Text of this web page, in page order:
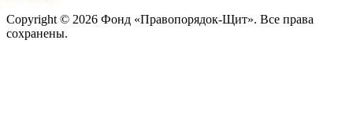
Copyright © 2026 Фонд «Правопорядок-Щит». Все права
сохранены.